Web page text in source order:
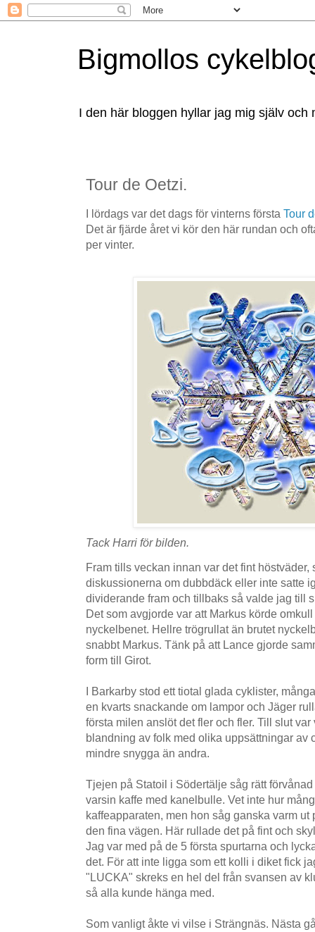
Bigmollos
I den här bloggen hyllar jag mig själv
Tour de Oetzi.
I lördags var det dags för vinterns första Tour
Det är fjärde året vi kör den här rundan och
per vinter.
Tack Harri för bilden.
Fram tills veckan innan var det fint höstväder,
diskussionerna om dubbdäck eller inte satte
dividerande fram och tillbaks så valde jag till
Det som avgjorde var att Markus körde
nyckelbenet. Hellre trögrullat än brutet
snabbt Markus. Tänk på att Lance gjorde
form till Girot.
I Barkarby stod ett tiotal glada cyklister,
en kvarts snackande om lampor och Jäger
första milen anslöt det fler och fler. Till slut
blandning av folk med olika uppsättningar av
mindre snygga än andra.
Tjejen på Statoil i Södertälje såg rätt
varsin kaffe med kanelbulle. Vet inte hur
kaffeapparaten, men hon såg ganska varm
den fina vägen. Här rullade det på fint och
Jag var med på de 5 första spurtarna och
det. För att inte ligga som ett kolli i diket fick
"LUCKA" skreks en hel del från svansen av
så alla kunde hänga med.
Som vanligt åkte vi vilse i Strängnäs. Nästa